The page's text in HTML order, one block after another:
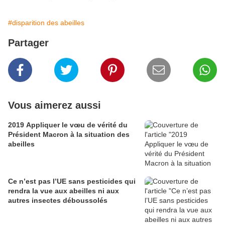
#disparition des abeilles
Partager
Vous aimerez aussi
2019 Appliquer le vœu de vérité du
Président Macron à la situation des
abeilles
Ce n’est pas l’UE sans pesticides qui
rendra la vue aux abeilles ni aux
autres insectes déboussolés